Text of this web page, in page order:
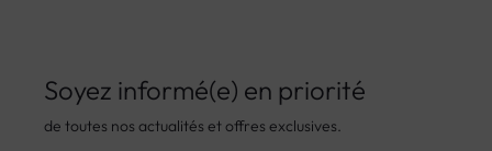
Soyez informé(e) en priorité
de toutes nos actualités et offres exclusives.